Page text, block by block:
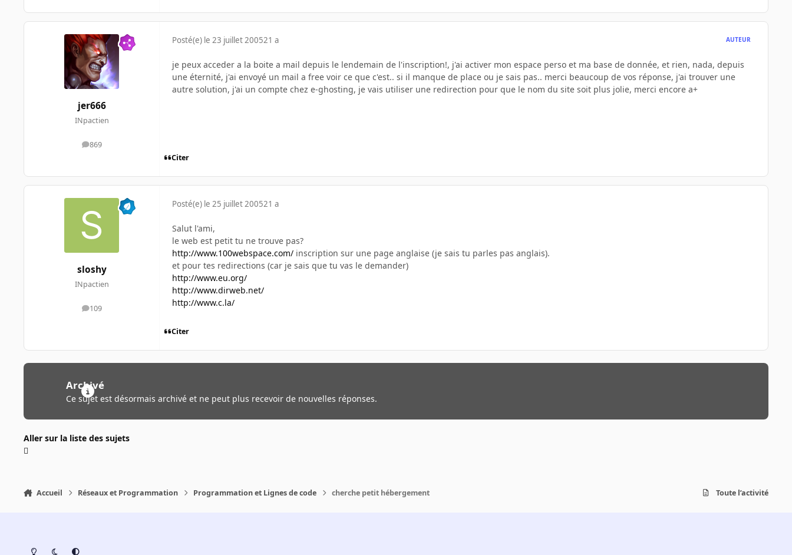
jer666
INpactien
869
messages
Posté(e) le 23 juillet 200521 a AUTEUR
je peux acceder a la boite a mail depuis le lendemain de l'inscription!, j'ai activer mon espace perso et ma base de donnée, et rien, nada, depuis
une éternité, j'ai envoyé un mail a free voir ce que c'est.. si il manque de place ou je sais pas.. merci beaucoup de vos réponse, j'ai trouver une
autre solution, j'ai un compte chez e-ghosting, je vais utiliser une redirection pour que le nom du site soit plus jolie, merci encore a+
Citer
sloshy
INpactien
109
messages
Posté(e) le 25 juillet 200521 a
Salut l'ami,
le web est petit tu ne trouve pas?
http://www.100webspace.com/ inscription sur une page anglaise (je sais tu parles pas anglais).
et pour tes redirections (car je sais que tu vas le demander)
http://www.eu.org/
http://www.dirweb.net/
http://www.c.la/
Citer
Archivé
Ce sujet est désormais archivé et ne peut plus recevoir de nouvelles réponses.
Aller sur la liste des sujets
Accueil Réseaux et Programmation Programmation et Lignes de code cherche petit hébergement Toute l’activité
Light ModeDark ModeSystem Preference